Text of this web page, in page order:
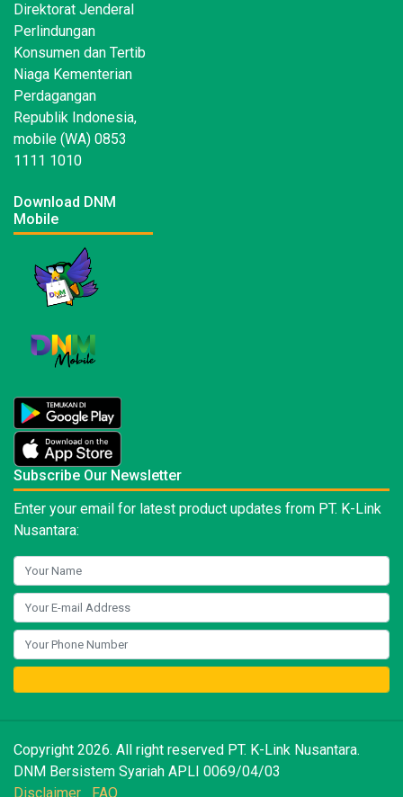
Direktorat Jenderal
Perlindungan
Konsumen dan Tertib
Niaga Kementerian
Perdagangan
Republik Indonesia,
mobile (WA) 0853
1111 1010
Download DNM
Mobile
Subscribe Our Newsletter
Enter your email for latest product updates from PT. K-Link
Nusantara:
Copyright 2026. All right reserved PT. K-Link Nusantara.
DNM Bersistem Syariah APLI 0069/04/03
Disclaimer
FAQ